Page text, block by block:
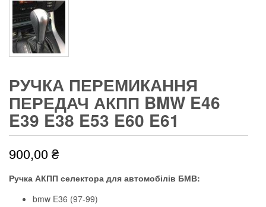
РУЧКА ПЕРЕМИКАННЯ
ПЕРЕДАЧ АКПП BMW E46
E39 E38 E53 E60 E61
900,00₴
Ручка АКПП селектора для автомобілів БМВ:
bmw E36 (97-99)